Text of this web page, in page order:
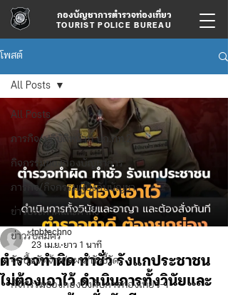
กองบัญชาการตำรวจท่องเที่ยว
TOURIST POLICE BUREAU
โพสต์
All Posts
ภารกิจ/ปฏิบัติหน้าที่ บก.ทท.2
กิจกรรมของกองบัญชาการ
ภารกิจ/กิจกรรมผู้บังคับบัญชา
ข่าวประกาศและคำสั่ง
ข่าวรับสมัคร
จัดซื้อจัดจ้าง/แผน/ตัวชี้วัด
กิจกรรมของกองบังคับการท่องเที่ยว-1
All Posts
ตำรวจทำผิด ทำชั่ว รังแกประชาชน
ไม่ต้องเอาไว้ ดำเนินการทั้งวินัยและ
tpbtechno
23 เม.ย. ยาว 1 นาที